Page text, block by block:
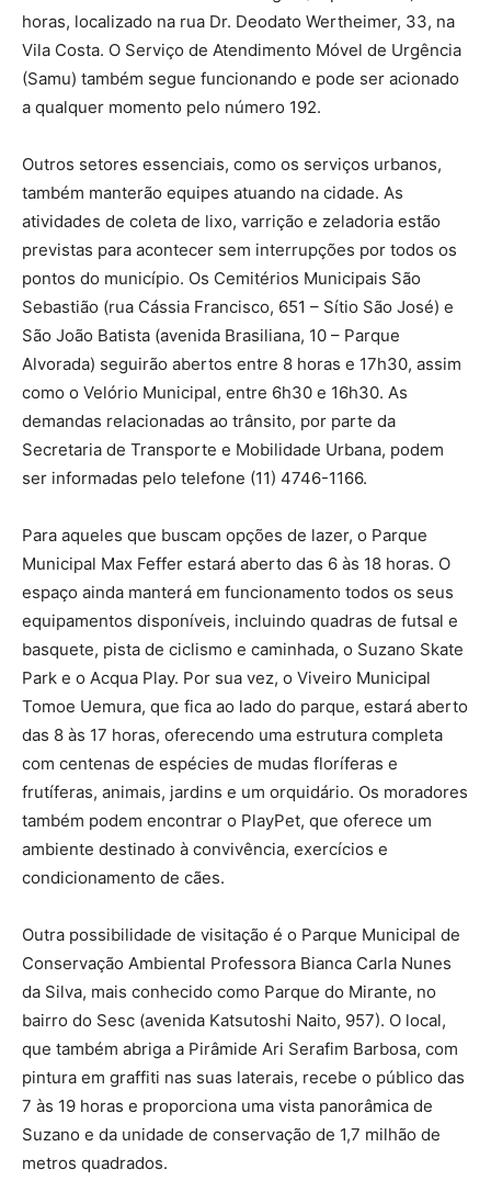
horas, localizado na rua Dr. Deodato Wertheimer, 33, na
Vila Costa. O Serviço de Atendimento Móvel de Urgência
(Samu) também segue funcionando e pode ser acionado
a qualquer momento pelo número 192.
Outros setores essenciais, como os serviços urbanos,
também manterão equipes atuando na cidade. As
atividades de coleta de lixo, varrição e zeladoria estão
previstas para acontecer sem interrupções por todos os
pontos do município. Os Cemitérios Municipais São
Sebastião (rua Cássia Francisco, 651 – Sítio São José) e
São João Batista (avenida Brasiliana, 10 – Parque
Alvorada) seguirão abertos entre 8 horas e 17h30, assim
como o Velório Municipal, entre 6h30 e 16h30. As
demandas relacionadas ao trânsito, por parte da
Secretaria de Transporte e Mobilidade Urbana, podem
ser informadas pelo telefone (11) 4746-1166.
Para aqueles que buscam opções de lazer, o Parque
Municipal Max Feffer estará aberto das 6 às 18 horas. O
espaço ainda manterá em funcionamento todos os seus
equipamentos disponíveis, incluindo quadras de futsal e
basquete, pista de ciclismo e caminhada, o Suzano Skate
Park e o Acqua Play. Por sua vez, o Viveiro Municipal
Tomoe Uemura, que fica ao lado do parque, estará aberto
das 8 às 17 horas, oferecendo uma estrutura completa
com centenas de espécies de mudas floríferas e
frutíferas, animais, jardins e um orquidário. Os moradores
também podem encontrar o PlayPet, que oferece um
ambiente destinado à convivência, exercícios e
condicionamento de cães.
Outra possibilidade de visitação é o Parque Municipal de
Conservação Ambiental Professora Bianca Carla Nunes
da Silva, mais conhecido como Parque do Mirante, no
bairro do Sesc (avenida Katsutoshi Naito, 957). O local,
que também abriga a Pirâmide Ari Serafim Barbosa, com
pintura em graffiti nas suas laterais, recebe o público das
7 às 19 horas e proporciona uma vista panorâmica de
Suzano e da unidade de conservação de 1,7 milhão de
metros quadrados.